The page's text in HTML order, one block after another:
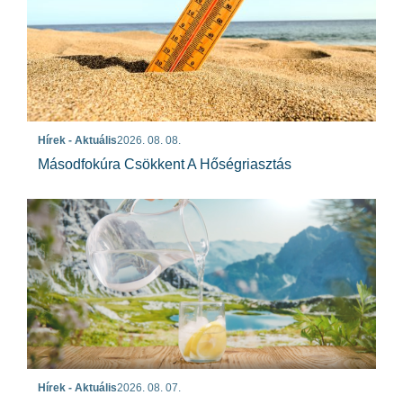
Hírek - Aktuális2026. 08. 08.
Másodfokúra Csökkent A Hőségriasztás
Hírek - Aktuális2026. 08. 07.